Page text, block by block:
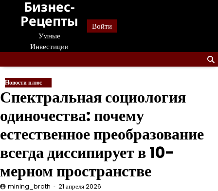
Перейти
содержанию
Бизнес-
Рецепты
Умные
Инвестиции
Войти
Новости плюс
Спектральная социология
одиночества: почему
естественное преобразование
всегда диссипирует в 10-
мерном пространстве
mining_broth 21 апреля 2026